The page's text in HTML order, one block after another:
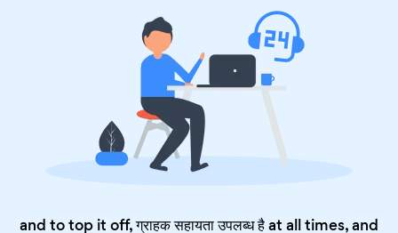
and to top it off, ग्राहक सहायता उपलब्ध है at all times, and